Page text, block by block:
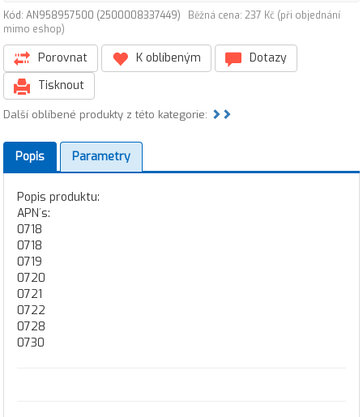
Kód: AN958957500 (2500008337449)
Běžná cena: 237 Kč (při objednání
mimo eshop)
Porovnat K oblíbeným
Dotazy
Tisknout
Další oblíbené produkty z této kategorie:
Popis Parametry
Popis produktu:
APN´s:
0718
0718
0719
0720
0721
0722
0728
0730